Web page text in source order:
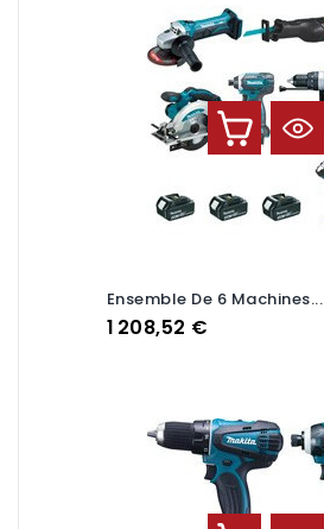
Ensemble De 6 Machines...
Prix
1 208,52 €